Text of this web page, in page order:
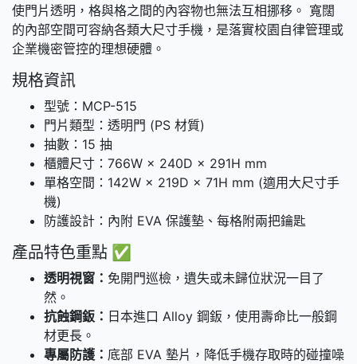
使門片透明，格與格之間的內容物也無法互相挪移。 寬闊
的內部空間可容納各類大尺寸手機，是落實校園自律管理或
企業機密管控的理想硬體。
規格資訊
型號：MCP-515
門片類型：透明門 (PS 材質)
抽數：15 抽
櫃體尺寸：766W × 240D × 291H mm
單格空間：142W × 219D × 71H mm (適用大尺寸手
機)
防護設計：內附 EVA 保護墊、每格附兩把鑰匙
產品特色重點 ✅
透明視窗： 免開門巡檢，遺失或未歸位狀況一目了
然。
抗蝕鋼鈑： 日本進口 Alloy 鋼鈑，使用壽命比一般鋼
材更長。
專屬防護： 底部 EVA 墊片，降低手機存取時的碰撞噪